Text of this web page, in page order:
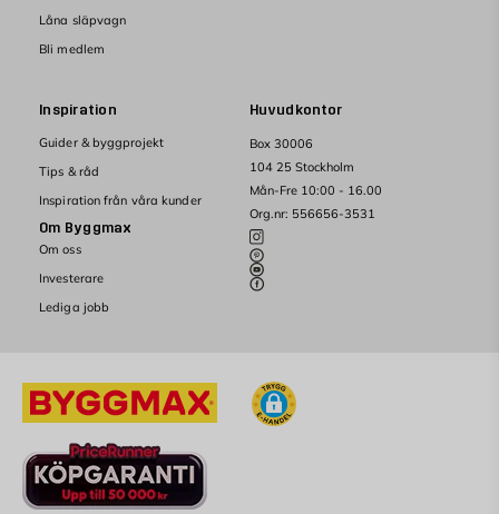
Huvudkontor
Box 30006
104 25 Stockholm
Mån-Fre 10:00 - 16.00
Org.nr: 556656-3531
Låna släpvagn
Bli medlem
Inspiration
Guider & byggprojekt
Tips & råd
Inspiration från våra kunder
Om Byggmax
Om oss
Investerare
Lediga jobb